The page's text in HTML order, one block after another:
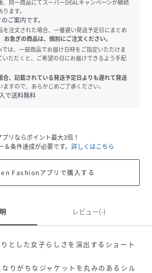
同一商品にてスーパーDEALキャンペーンが継続
ます。
ご案内です。
注文された場合、一番遅い発送予定日にまとめ
お急ぎの商品は、個別にご注文ください。
は、一部商品でお届け日時をご指定いただけま
いただくと、ご希望の日にお届けできるよう手配
、記載されている発送予定日よりも遅れて発送
すので、あらかじめご了承ください。
で送料無料
プリならポイント最大3倍！
条件達成が必要です。 詳しくはこちら
Fashionアプリで購入する
レビュー(-)
とした女子らしさを演出するショート
りがちなジャケットを丸みのあるシル